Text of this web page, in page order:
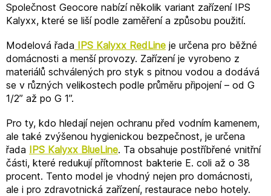
Společnost Geocore nabízí několik variant zařízení IPS
Kalyxx, které se liší podle zaměření a způsobu použití.
Modelová řada IPS Kalyxx RedLine je určena pro běžné
domácnosti a menší provozy. Zařízení je vyrobeno z
materiálů schválených pro styk s pitnou vodou a dodává
se v různých velikostech podle průměru připojení – od G
1/2” až po G 1”.
Pro ty, kdo hledají nejen ochranu před vodním kamenem,
ale také zvýšenou hygienickou bezpečnost, je určena
řada IPS Kalyxx BlueLine. Ta obsahuje postříbřené vnitřní
části, které redukují přítomnost bakterie E. coli až o 38
procent. Tento model je vhodný nejen pro domácnosti,
ale i pro zdravotnická zařízení, restaurace nebo hotely.